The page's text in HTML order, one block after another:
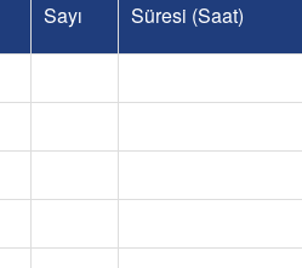
Sayı Süresi (Saat)